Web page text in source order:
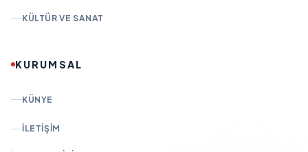
KÜLTÜR VE SANAT
KURUMSAL
KÜNYE
İLETIŞIM